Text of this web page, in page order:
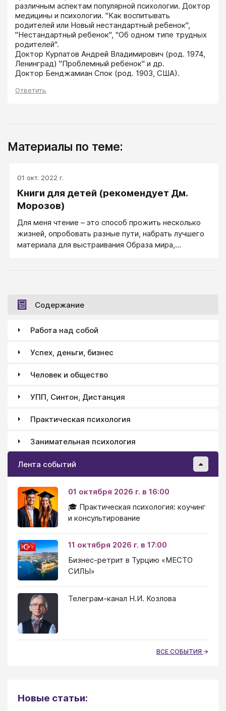
различным аспектам популярной психологии. Доктор
медицины и психологии. "Как воспитывать
родителей или Новый нестандартный ребенок",
"Нестандартный ребенок", "Об одном типе трудных
родителей".
Доктор Курпатов Андрей Владимирович (род. 1974,
Ленинград) "Проблемный ребёнок" и др.
Доктор Бенджамиан Спок (род. 1903, США).
Ответить
Материалы по теме:
01 окт. 2022 г.
Книги для детей (рекомендует Дм.
Морозов)
​Для меня чтение – это способ прожить несколько
жизней, опробовать разные пути, набрать лучшего
материала для выстраивания Образа мира,
Содержание
Работа над собой
Успех, деньги, бизнес
Человек и общество
УПП, Синтон, Дистанция
Практическая психология
Занимательная психология
Лента событий
01 октября 2026 г. в 16:00
🎓 Практическая психология: коучинг
и консультирование
11 октября 2026 г. в 17:00
Бизнес-ретрит в Турцию «МЕСТО
СИЛЫ»
Телеграм-канал Н.И. Козлова
ВСЕ СОБЫТИЯ
Новые статьи: